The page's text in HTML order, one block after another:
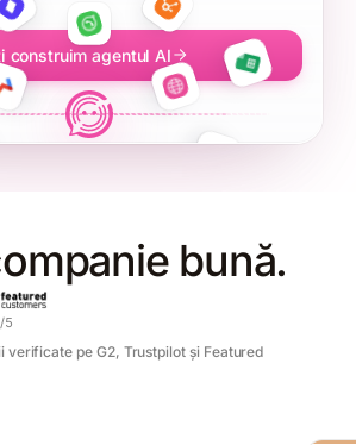
construim agentul AI
bună.
/5
verificate pe G2, Trustpilot și Featured